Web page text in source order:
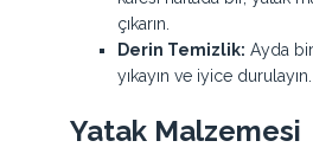
çıkarın.
Derin Temizlik: Ayda
yıkayın ve iyice
Yatak Malzemesi